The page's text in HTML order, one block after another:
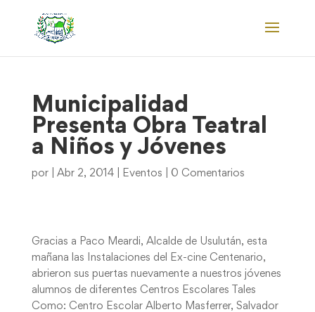
Municipalidad
Presenta Obra Teatral
a Niños y Jóvenes
por Abr 2, 2014| Eventos 0 Comentarios
Gracias a Paco Meardi, Alcalde de Usulután, esta
mañana las Instalaciones del Ex-cine Centenario,
abrieron sus puertas nuevamente a nuestros jóvenes
alumnos de diferentes Centros Escolares Tales
Como: Centro Escolar Alberto Masferrer, Salvador